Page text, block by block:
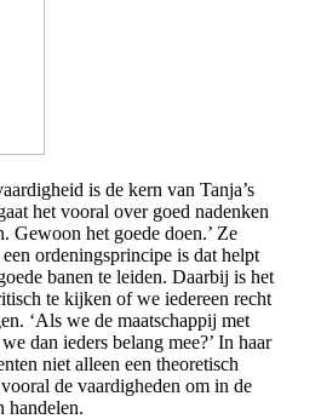
is de kern van Tanja’s
het vooral over goed nadenken
Gewoon het goede doen.’ Ze
ordeningsprincipe is dat helpt
banen te leiden. Daarbij is het
te kijken of we iedereen recht
‘Als we de maatschappij met
dan ieders belang mee?’ In haar
niet alleen een theoretisch
de vaardigheden om in de
handelen.